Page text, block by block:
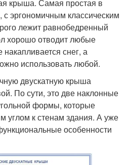
крыша. Самая простая в
с эргономичным классическим
лежит равнобедренный
хорошо отводит любые
снег, а
использовать любой.
двускатную крыша
По сути, это две наклонные
формы, которые
углом к стенам здания. А уже
особенности